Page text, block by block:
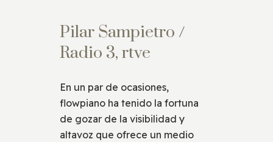
Pilar Sampietro /
Radio 3, rtve
En un par de ocasiones,
flowpiano ha tenido la fortuna
de gozar de la visibilidad y
altavoz que ofrece un medio